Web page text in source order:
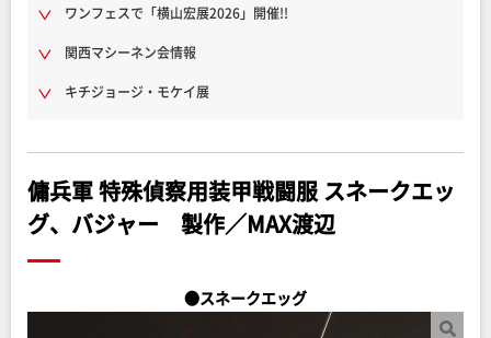
ワンフェスで「横山宏展2026」開催!!
関西マシーネン会情報
キチジョージ・モケイ展
傭兵軍 特殊偵察用装甲戦闘服 スネークエッ
グ、バジャー 製作／MAX渡辺
●スネークエッグ